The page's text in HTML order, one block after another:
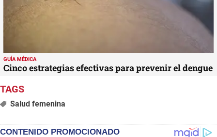
GUÍA MÉDICA
Cinco estrategias efectivas para prevenir el dengue
Salud femenina
CONTENIDO PROMOCIONADO